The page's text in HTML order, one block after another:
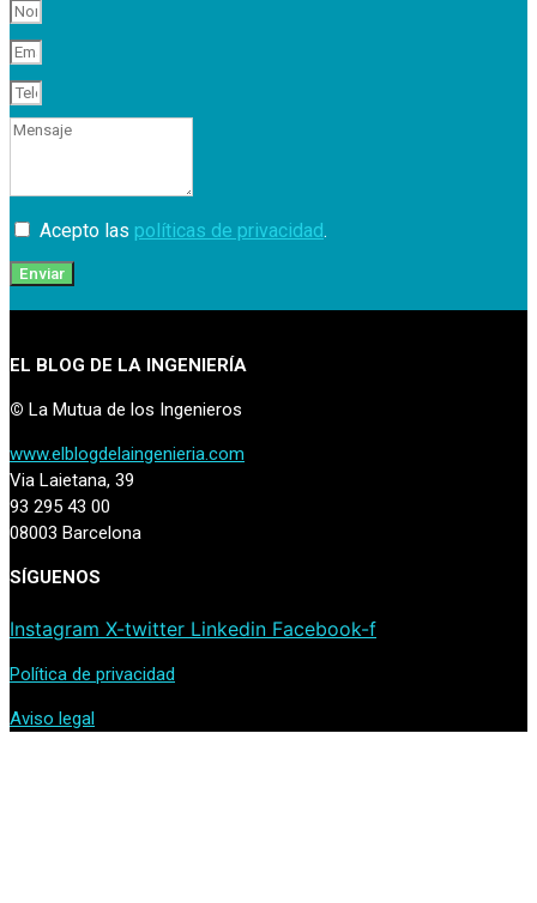
Acepto las políticas de privacidad.
Enviar
EL BLOG DE LA INGENIERÍA
© La Mutua de los Ingenieros
www.elblogdelaingenieria.com
Via Laietana, 39
93 295 43 00
08003 Barcelona
SÍGUENOS
Instagram X-twitter Linkedin Facebook-f
Política de privacidad
Aviso legal